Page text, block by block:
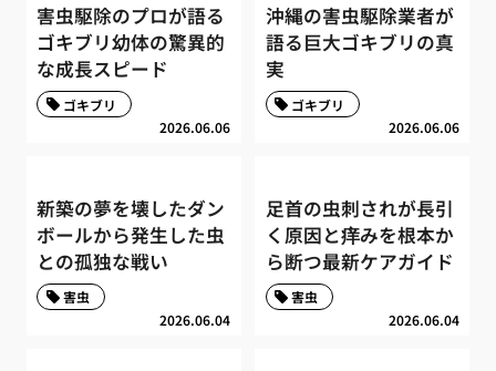
害虫駆除のプロが語る
ゴキブリ幼体の驚異的
な成長スピード
2026.06.06
ゴキブリ
沖縄の害虫駆除業者が
語る巨大ゴキブリの真
実
2026.06.06
ゴキブリ
新築の夢を壊したダン
ボールから発生した虫
との孤独な戦い
2026.06.04
害虫
足首の虫刺されが長引
く原因と痒みを根本か
ら断つ最新ケアガイド
2026.06.04
害虫